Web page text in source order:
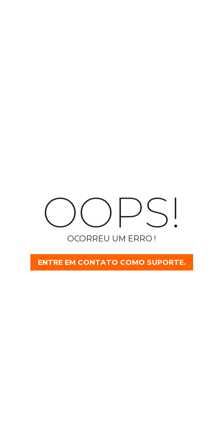
OOPS!
OCORREU UM ERRO !
ENTRE EM CONTATO COMO SUPORTE.